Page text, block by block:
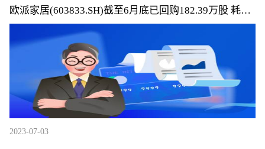
欧派家居(603833.SH)截至6月底已回购182.39万股 耗资
2.05亿元_全球热议
2023-07-03